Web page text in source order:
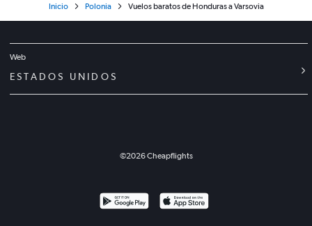
Inicio Polonia Vuelos baratos de Honduras a Varsovia
Web
ESTADOS UNIDOS
©2026Cheapflights